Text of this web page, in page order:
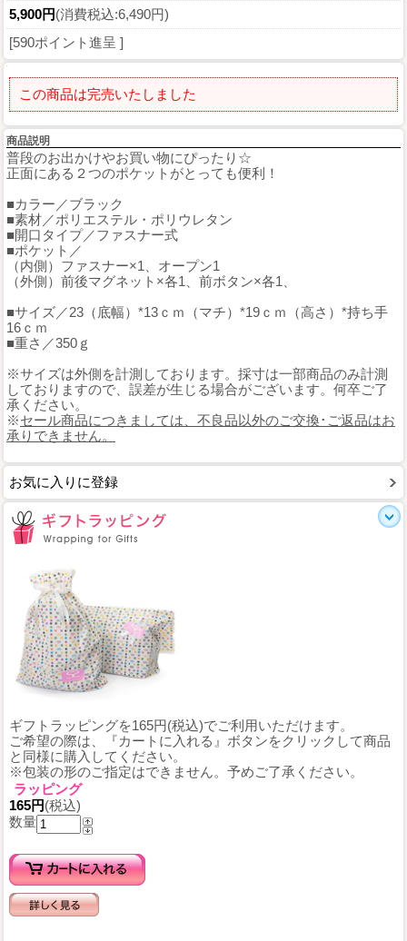
5,900円(消費税込:6,490円)
[590ポイント進呈 ]
この商品は完売いたしました
商品説明
普段のお出かけやお買い物にぴったり☆
正面にある２つのポケットがとっても便利！
■カラー／ブラック
■素材／ポリエステル・ポリウレタン
■開口タイプ／ファスナー式
■ポケット／
（内側）ファスナー×1、オープン1
（外側）前後マグネット×各1、前ボタン×各1、
■サイズ／23（底幅）*13ｃｍ（マチ）*19ｃｍ（高さ）*持ち手
16ｃｍ
■重さ／350ｇ
※サイズは外側を計測しております。採寸は一部商品のみ計測
しておりますので、誤差が生じる場合がございます。何卒ご了
承ください。
※セール商品につきましては、不良品以外のご交換･ご返品はお
承りできません。
お気に入りに登録
ギフトラッピングを165円(税込)でご利用いただけます。
ご希望の際は、『カートに入れる』ボタンをクリックして商品
と同様に購入してください。
※包装の形のご指定はできません。予めご了承ください。
ラッピング
165円(税込)
数量